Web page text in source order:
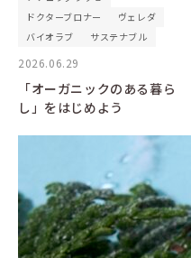
ドクターブロナー
ヴェレダ
バイオラブ
サステナブル
2026.06.29
「オーガニックのある暮ら
し」をはじめよう